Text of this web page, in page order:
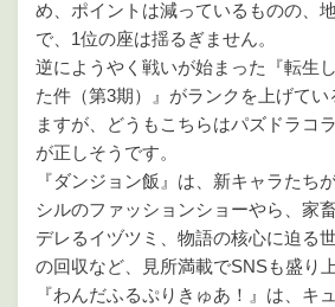
め、ポイントは減っているものの、
で、1位の座は揺るぎません。
逆にようやく戦いが始まった『転生
た件（第3期）』がランクを上げてい
ますが、どうもこちらはパズドラコ
が正しそうです。
『ダンジョン飯』は、新キャラたち
シルのファッションショーやら、家
デレるイヅツミ、物語の核心に迫る
の回収など、見所満載でSNSも盛り
『わんだふるぷりきゅあ！』は、キ